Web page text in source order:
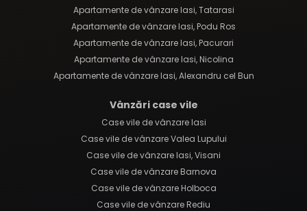
Apartamente de vânzare Iasi, Tatarasi
Apartamente de vânzare Iasi, Podu Ros
Apartamente de vânzare Iasi, Pacurari
Apartamente de vânzare Iasi, Nicolina
Apartamente de vânzare Iasi, Alexandru cel Bun
Vânzări case vile
Case vile de vânzare Iasi
Case vile de vânzare Valea Lupului
Case vile de vânzare Iasi, Visani
Case vile de vânzare Barnova
Case vile de vânzare Holboca
Case vile de vânzare Rediu